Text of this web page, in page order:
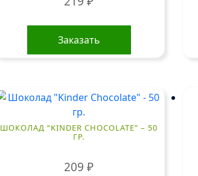
Заказать
ШОКОЛАД “KINDER CHOCOLATE” – 50
ГР.
209₽